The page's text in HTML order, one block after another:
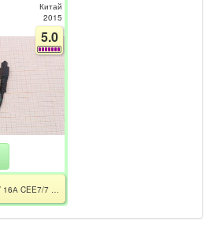
Китай
2015
5.0
0.85м / 3G 0.75mm2 / 16А CEE7/7 250V~ / 2.5A IEC-C5 250V~